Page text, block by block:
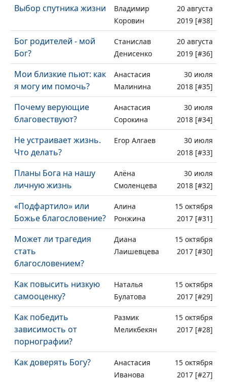
Выбор спутника жизни
Владимир
Коровин
20 августа
2019 [#38]
Бог родителей - мой
Бог?
Станислав
Денисенко
20 августа
2019 [#36]
Мои близкие пьют: как
я могу им помочь?
Анастасия
Малинина
30 июля
2018 [#35]
Почему верующие
благовествуют?
Анастасия
Сорокина
30 июля
2018 [#34]
Не устраивает жизнь.
Что делать?
Егор Алгаев
30 июля
2018 [#33]
Планы Бога на нашу
личную жизнь
Алёна
Смоленцева
30 июля
2018 [#32]
«Подфартило» или
Божье благословение?
Алина
Ронжина
15 октября
2017 [#31]
Может ли трагедия
стать
благословением?
Диана
Лаишевцева
15 октября
2017 [#30]
Как повысить низкую
самооценку?
Наталья
Булатова
15 октября
2017 [#29]
Как победить
зависимость от
порнографии?
Размик
Меликбекян
15 октября
2017 [#28]
Как доверять Богу?
Анастасия
Иванова
15 октября
2017 [#27]